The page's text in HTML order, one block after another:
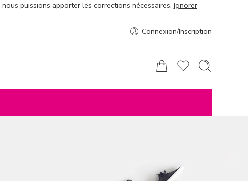
puissions apporter les corrections nécessaires. Ignorer
Connexion/Inscription